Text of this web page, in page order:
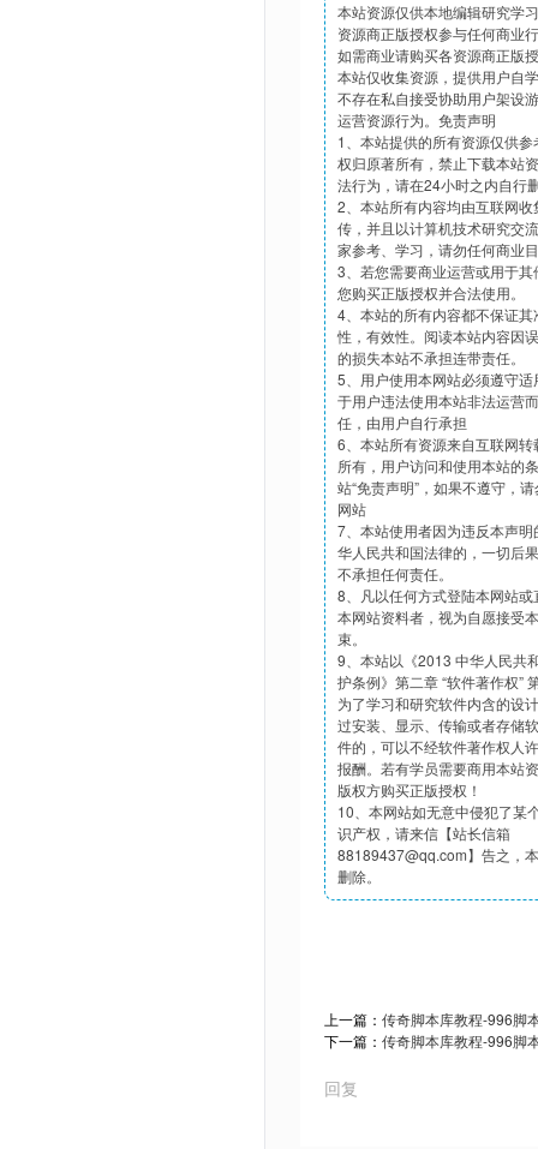
本站资源仅供本地编辑研究学
资源商正版授权参与任何商业
如需商业请购买各资源商正版
本站仅收集资源，提供用户自
不存在私自接受协助用户架设
运营资源行为。免责声明
1、本站提供的所有资源仅供
权归原著所有，禁止下载本站
法行为，请在24小时之内自行
2、本站所有内容均由互联网
传，并且以计算机技术研究交
家参考、学习，请勿任何商业
3、若您需要商业运营或用于
您购买正版授权并合法使用。
4、本站的所有内容都不保证
性，有效性。阅读本站内容因
的损失本站不承担连带责任。
5、用户使用本网站必须遵守
于用户违法使用本站非法运营
任，由用户自行承担
6、本站所有资源来自互联网
所有，用户访问和使用本站的
站“免责声明”，如果不遵守，
网站
7、本站使用者因为违反本声
华人民共和国法律的，一切后
不承担任何责任。
8、凡以任何方式登陆本网站
本网站资料者，视为自愿接受
束。
9、本站以《2013 中华人民共
护条例》第二章 “软件著作权”
为了学习和研究软件内含的设
过安装、显示、传输或者存储
件的，可以不经软件著作权人
报酬。若有学员需要商用本站
版权方购买正版授权！
10、本网站如无意中侵犯了某
识产权，请来信【站长信箱
88189437@qq.com】告之，
删除。
上一篇： 传奇脚本库教程-996脚
下一篇： 传奇脚本库教程-996脚
回复